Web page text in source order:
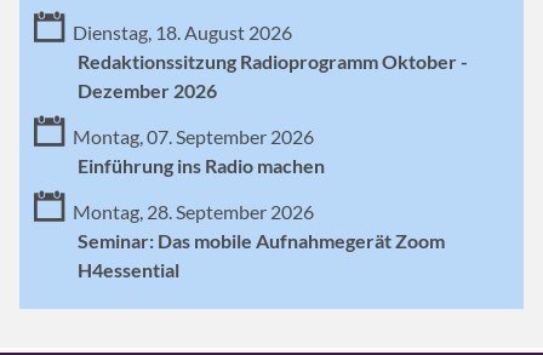
Dienstag, 18. August 2026
Redaktionssitzung Radioprogramm Oktober -
Dezember 2026
Montag, 07. September 2026
Einführung ins Radio machen
Montag, 28. September 2026
Seminar: Das mobile Aufnahmegerät Zoom
H4essential